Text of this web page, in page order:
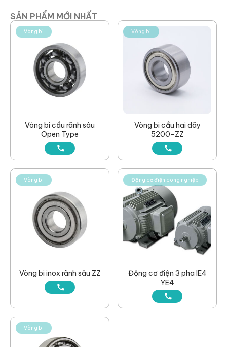
SẢN PHẨM MỚI NHẤT
Vòng bi
Vòng bi cầu rãnh sâu
Open Type
Vòng bi
Vòng bi cầu hai dãy
5200-ZZ
Vòng bi
Vòng bi inox rãnh sâu ZZ
Động cơ điện công nghiệp
Động cơ điện 3 pha IE4
YE4
Vòng bi